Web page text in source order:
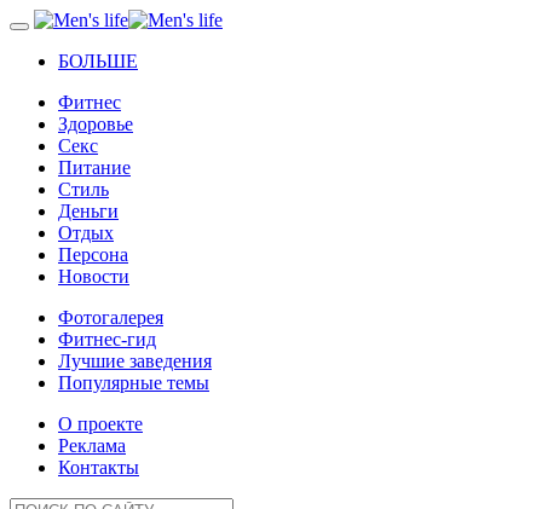
БОЛЬШЕ
Фитнес
Здоровье
Секс
Питание
Стиль
Деньги
Отдых
Персона
Новости
Фотогалерея
Фитнес-гид
Лучшие заведения
Популярные темы
О проекте
Реклама
Контакты